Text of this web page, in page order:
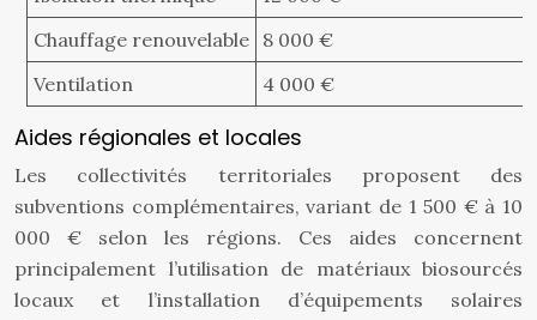
Chauffage renouvelable 8 000 €
Ventilation
4 000 €
Aides régionales et locales
Les collectivités territoriales proposent des
subventions complémentaires, variant de 1 500 € à 10
000 € selon les régions. Ces aides concernent
principalement l’utilisation de matériaux biosourcés
locaux et l’installation d’équipements solaires